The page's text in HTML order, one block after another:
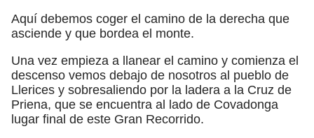
Aquí debemos coger el camino de la derecha que
asciende y que bordea el monte.
Una vez empieza a llanear el camino y comienza el
descenso vemos debajo de nosotros al pueblo de
Llerices y sobresaliendo por la ladera a la Cruz de
Priena, que se encuentra al lado de Covadonga
lugar final de este Gran Recorrido.